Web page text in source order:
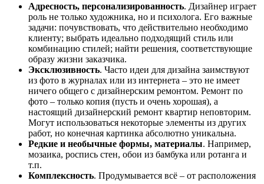
Адресность, персонализированность. Дизайнер играет
роль не только художника, но и психолога. Его важные
задачи: почувствовать, что действительно необходимо
клиенту; выбрать идеально подходящий стиль или
комбинацию стилей; найти решения, соответствующие
образу жизни заказчика.
Эксклюзивность. Часто идеи для дизайна заимствуют
из фото в журналах или из интернета – это не имеет
ничего общего с дизайнерским ремонтом. Ремонт по
фото – только копия (пусть и очень хорошая), а
настоящий дизайнерский ремонт квартир неповторим.
Могут использоваться некоторые элементы из других
работ, но конечная картинка абсолютно уникальна.
Редкие и необычные формы, материалы. Например,
мозаика, роспись стен, обои из бамбука или ротанга и
т.п.
Комплексность. Продумывается всё – от расположения